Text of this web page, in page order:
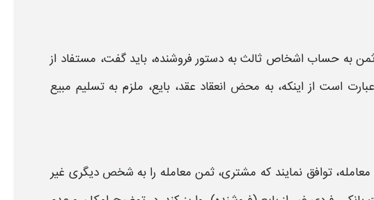
به حساب اشخاص ثالثبه دستورفروشنده، باید گفت، مستفاد از
است از اینکه، به محض انعقاد عقد، بایع، ملزم به تسلیم مبیع
معامله، توافق نمایند که مشتری، ثمن معامله را به شخص دیگری غیر